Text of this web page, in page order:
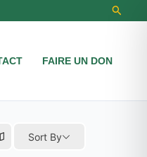
FAIRE UN DON
Sort By